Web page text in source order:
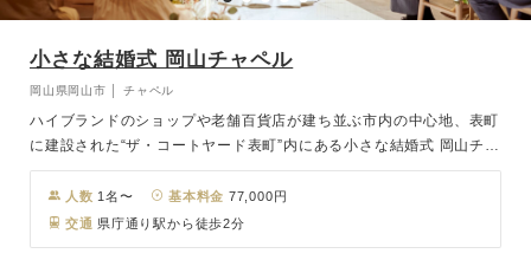
小さな結婚式 岡山チャペル
岡山県岡山市 │ チャペル
ハイブランドのショップや老舗百貨店が建ち並ぶ市内の中心地、表町
に建設された“ザ・コートヤード表町”内にある小さな結婚式 岡山チャ
ペル。光に導かれるように神秘的なエントランス。重厚感ある建物と
は対象的に、淡い色と柔らかな光に包まれたサロンに、無数の線が形
造る幻想的なチャペル。“永遠”というコンセプトを具現化し空間に落
とし込んだ、岡山チャペルで少人数挙式を。挙式後に会食をご希望の
人数 1名〜 基本料金 77,000円
交通 県庁通り駅から徒歩2分